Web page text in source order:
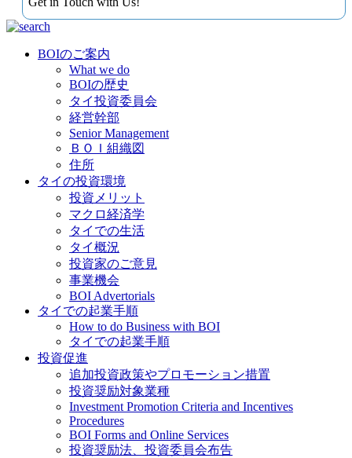
BOIのご案内
What we do
BOIの歴史
タイ投資委員会
経営幹部
Senior Management
ＢＯＩ組織図
住所
タイの投資環境
投資メリット
マクロ経済学
タイでの生活
タイ概況
投資家のご意見
事業機会
BOI Advertorials
タイでの起業手順
How to do Business with BOI
タイでの起業手順
投資促進
追加投資政策やプロモーション措置
投資奨励対象業種
Investment Promotion Criteria and Incentives
Procedures
BOI Forms and Online Services
投資奨励法、投資委員会布告